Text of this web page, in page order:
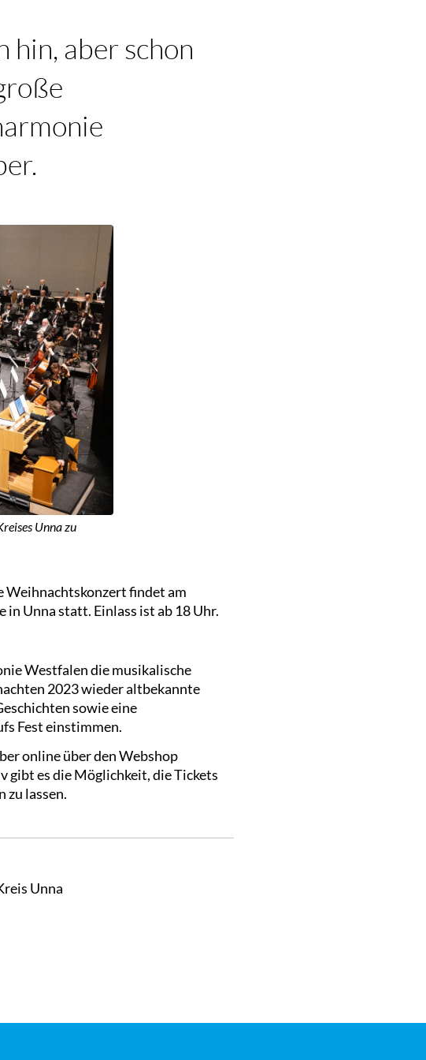
hin, aber schon
Unna zu
findet am
Unna statt. Einlass ist ab 18 Uhr.
Westfalen die musikalische
2023 wieder altbekannte
sowie eine
Fest einstimmen.
online über den Webshop
gibt es die Möglichkeit, die Tickets
zu lassen.
Unna